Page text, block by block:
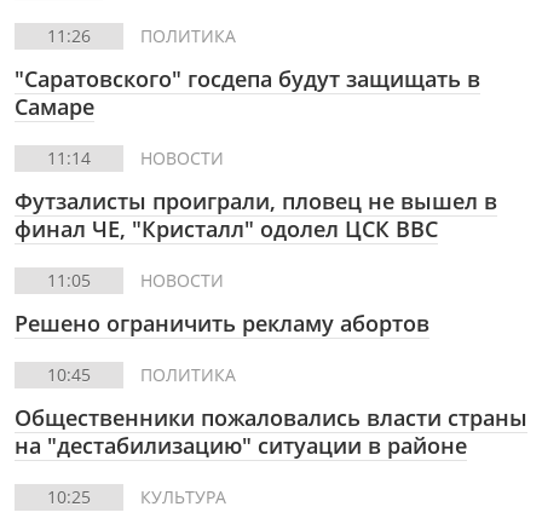
11:26 ПОЛИТИКА
"Саратовского" госдепа будут защищать в
Самаре
11:14 НОВОСТИ
Футзалисты проиграли, пловец не вышел в
финал ЧЕ, "Кристалл" одолел ЦСК ВВС
11:05 НОВОСТИ
Решено ограничить рекламу абортов
10:45 ПОЛИТИКА
Общественники пожаловались власти страны
на "дестабилизацию" ситуации в районе
10:25 КУЛЬТУРА